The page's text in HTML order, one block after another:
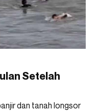
Setelah
dan tanah longsor